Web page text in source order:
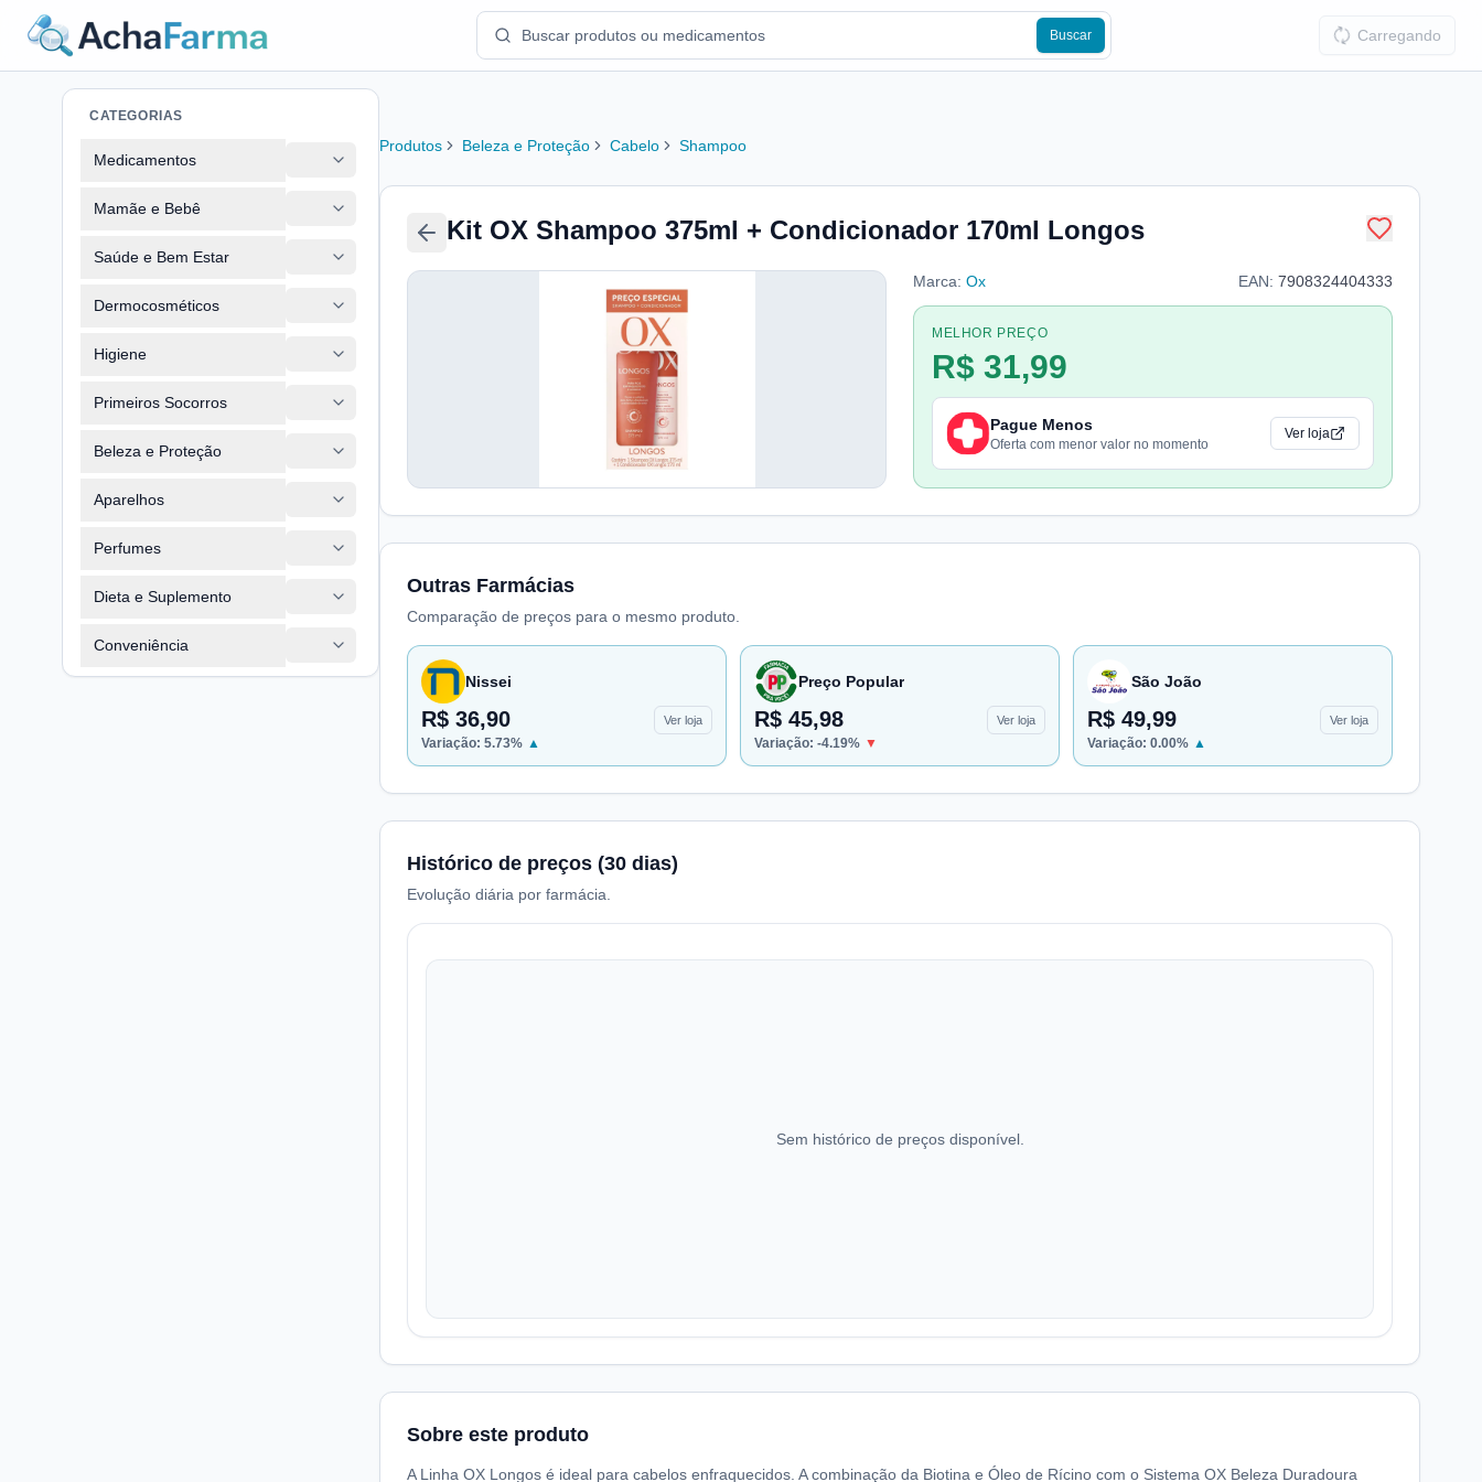
Buscar Carregando
CATEGORIAS
Medicamentos
Mamãe e Bebê
Saúde e Bem Estar
Dermocosméticos
Higiene
Primeiros Socorros
Beleza e Proteção
Aparelhos
Perfumes
Dieta e Suplemento
Conveniência
Produtos Beleza e Proteção Cabelo Shampoo
Kit OX Shampoo 375ml + Condicionador 170ml Longos
Marca: Ox EAN: 7908324404333
MELHOR PREÇO
R$ 31,99
Pague Menos
Oferta com menor valor no momento
Ver loja
Outras Farmácias
Comparação de preços para o mesmo produto.
Nissei
R$ 36,90 Ver loja
Variação: 5.73% ▲
Preço Popular
R$ 45,98 Ver loja
Variação: -4.19% ▼
São João
R$ 49,99 Ver loja
Variação: 0.00% ▲
Histórico de preços (30 dias)
Evolução diária por farmácia.
Sem histórico de preços disponível.
Sobre este produto
A Linha OX Longos é ideal para cabelos enfraquecidos. A combinação da Biotina e Óleo de Rícino com o Sistema OX Beleza Duradoura